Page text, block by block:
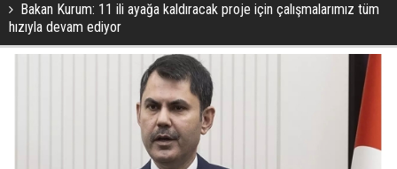
Bakan Kurum: 11 ili ayağa kaldıracak proje için çalışmalarımız tüm
hızıyla devam ediyor